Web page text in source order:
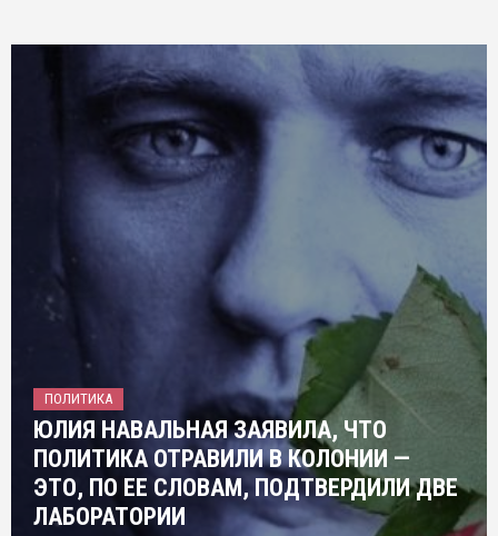
ПОЛИТИКА
ЮЛИЯ НАВАЛЬНАЯ ЗАЯВИЛА, ЧТО
ПОЛИТИКА ОТРАВИЛИ В КОЛОНИИ —
ЭТО, ПО ЕЕ СЛОВАМ, ПОДТВЕРДИЛИ ДВЕ
ЛАБОРАТОРИИ